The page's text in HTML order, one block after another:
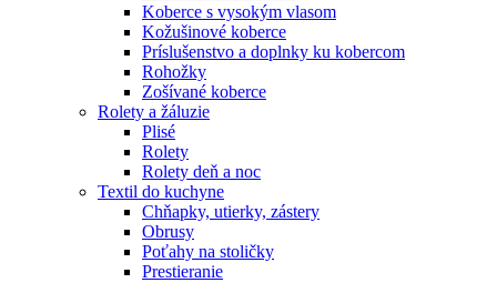
Koberce s vysokým vlasom
Kožušinové koberce
Príslušenstvo a doplnky ku kobercom
Rohožky
Zošívané koberce
Rolety a žáluzie
Plisé
Rolety
Rolety deň a noc
Textil do kuchyne
Chňapky, utierky, zástery
Obrusy
Poťahy na stoličky
Prestieranie